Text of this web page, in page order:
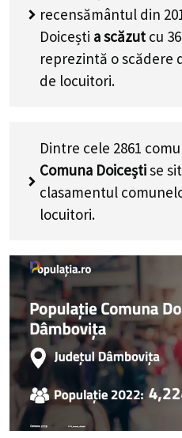
recensământul din
Doicești a scăzut cu
reprezintă o scădere
de locuitori.
Dintre cele 2861
Comuna Doiceștise
clasamentul
locuitori.